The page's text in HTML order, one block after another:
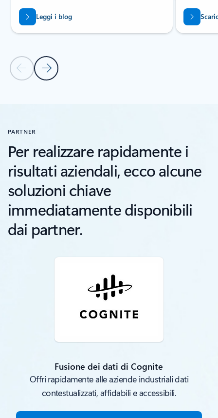
Diapositiva precedente
Diapositiva successiva
Leggi i blog
PARTNER
Per realizzare rapidamente i
risultati aziendali, ecco alcune
soluzioni chiave
immediatamente disponibili
dai partner.
Fusione dei dati di Cognite
Offri rapidamente alle aziende industriali dati
contestualizzati, affidabili e accessibili.